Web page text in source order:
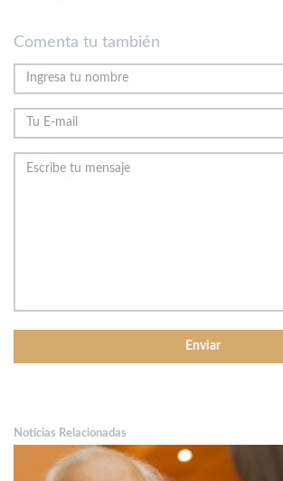
Comenta tu también
Noticias Relacionadas